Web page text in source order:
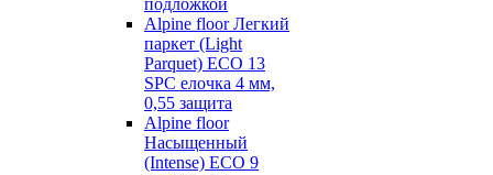
подложкой
Alpine floor Легкий
паркет (Light
Parquet) ECO 13
SPC елочка 4 мм,
0,55 защита
Alpine floor
Насыщенный
(Intense) ECO 9